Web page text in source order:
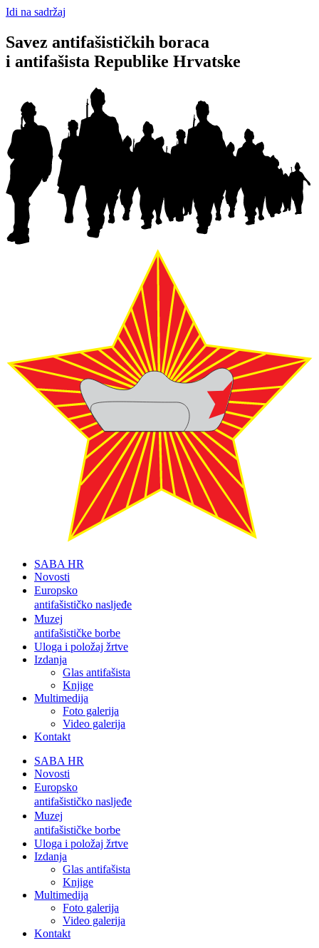
Idi na sadržaj
Savez antifašističkih boraca
i antifašista Republike Hrvatske
SABA HR
Novosti
Europsko
antifašističko nasljeđe
Muzej
antifašističke borbe
Uloga i položaj žrtve
Izdanja
Glas antifašista
Knjige
Multimedija
Foto galerija
Video galerija
Kontakt
SABA HR
Novosti
Europsko
antifašističko nasljeđe
Muzej
antifašističke borbe
Uloga i položaj žrtve
Izdanja
Glas antifašista
Knjige
Multimedija
Foto galerija
Video galerija
Kontakt